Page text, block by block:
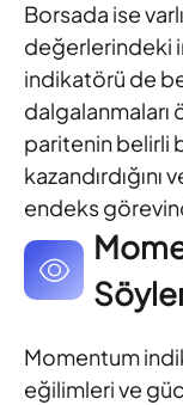
Borsada ise
değerlerindeki
indikatörü de
dalgalanmaları
paritenin belirli
endeks
Momentum
eğilimleri ve